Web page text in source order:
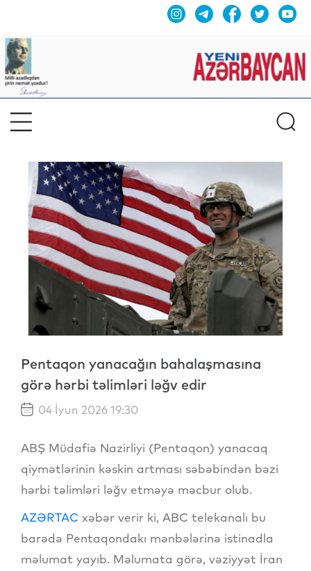
Pentaqon yanacağın bahalaşmasına
görə hərbi təlimləri ləğv edir
04 İyun 2026 19:30
ABŞ Müdafiə Nazirliyi (Pentaqon) yanacaq
qiymətlərinin kəskin artması səbəbindən bəzi
hərbi təlimləri ləğv etməyə məcbur olub.
AZƏRTAC xəbər verir ki, ABC telekanalı bu
barədə Pentaqondakı mənbələrinə istinadla
məlumat yayıb. Məlumata görə, vəziyyət İran